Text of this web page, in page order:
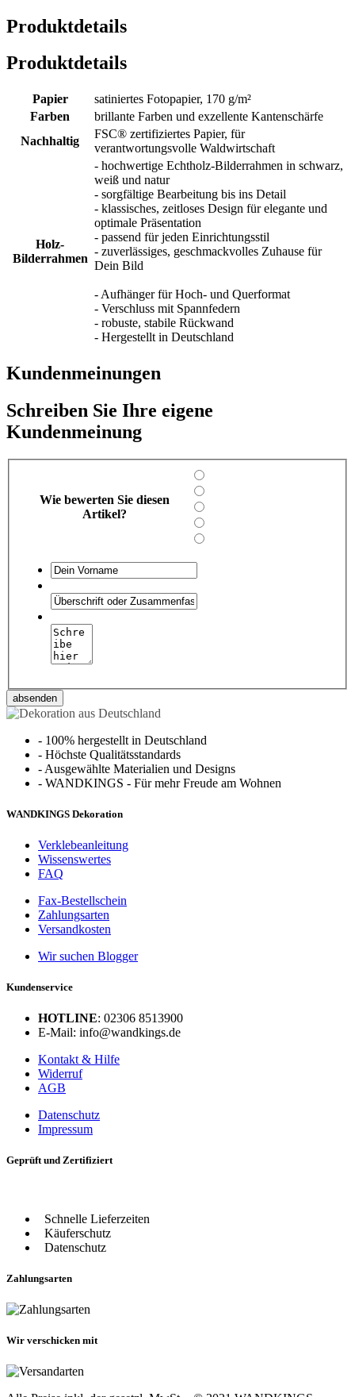
Produktdetails
Produktdetails
Papier
satiniertes Fotopapier, 170 g/m²
Farben
brillante Farben und exzellente Kantenschärfe
Nachhaltig
FSC® zertifiziertes Papier, für
verantwortungsvolle Waldwirtschaft
Holz-
Bilderrahmen
- hochwertige Echtholz-Bilderrahmen in schwarz,
weiß und natur
- sorgfältige Bearbeitung bis ins Detail
- klassisches, zeitloses Design für elegante und
optimale Präsentation
- passend für jeden Einrichtungsstil
- zuverlässiges, geschmackvolles Zuhause für
Dein Bild
- Aufhänger für Hoch- und Querformat
- Verschluss mit Spannfedern
- robuste, stabile Rückwand
- Hergestellt in Deutschland
Kundenmeinungen
Schreiben Sie Ihre eigene
Kundenmeinung
Wie bewerten Sie diesen
Artikel?
absenden
- 100% hergestellt in Deutschland
- Höchste Qualitätsstandards
- Ausgewählte Materialien und Designs
- WANDKINGS - Für mehr Freude am Wohnen
WANDKINGS Dekoration
Verklebeanleitung
Wissenswertes
FAQ
Fax-Bestellschein
Zahlungsarten
Versandkosten
Wir suchen Blogger
Kundenservice
HOTLINE: 02306 8513900
E-Mail: info@wandkings.de
Kontakt & Hilfe
Widerruf
AGB
Datenschutz
Impressum
Geprüft und Zertifiziert
Schnelle Lieferzeiten
Käuferschutz
Datenschutz
Zahlungsarten
Wir verschicken mit